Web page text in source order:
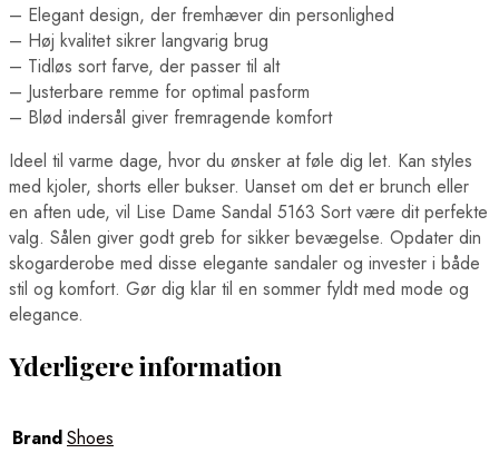
– Elegant design, der fremhæver din personlighed
– Høj kvalitet sikrer langvarig brug
– Tidløs sort farve, der passer til alt
– Justerbare remme for optimal pasform
– Blød indersål giver fremragende komfort
Ideel til varme dage, hvor du ønsker at føle dig let. Kan styles
med kjoler, shorts eller bukser. Uanset om det er brunch eller
en aften ude, vil Lise Dame Sandal 5163 Sort være dit perfekte
valg. Sålen giver godt greb for sikker bevægelse. Opdater din
skogarderobe med disse elegante sandaler og invester i både
stil og komfort. Gør dig klar til en sommer fyldt med mode og
elegance.
Yderligere information
BrandShoes